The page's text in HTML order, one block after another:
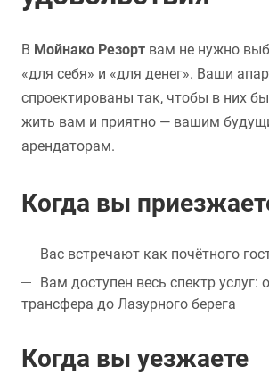
В Мойнако Резорт вам не нужно
«для себя» и «для денег». Ваши
спроектированы так, чтобы в них
жить вам и приятно — вашим
арендаторам.
Когда вы
Вас встречают как почётного
Вам доступен весь спектр услуг:
трансфера до Лазурного берега
Когда вы уезжаете